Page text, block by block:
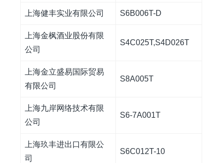
上海健丰实业有限公司 S6B006T-D
上海金枫酒业股份有限
公司
S4C025T,S4D026T
上海金立盛易国际贸易
有限公司
S8A005T
上海九岸网络技术有限
公司
S6-7A001T
上海玖丰进出口有限公
司
S6C012T-10